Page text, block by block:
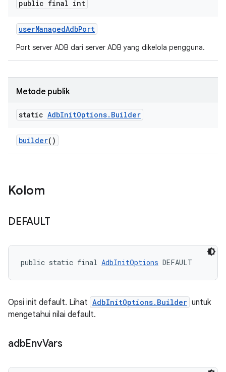
public final int
userManagedAdbPort
Port server ADB dari server ADB yang dikelola pengguna.
Metode publik
static AdbInitOptions. Builder
builder()
Kolom
DEFAULT
public static final AdbInitOptions DEFAULT
Opsi init default. Lihat AdbInitOptions.Builder untuk
mengetahui nilai default.
adbEnvVars